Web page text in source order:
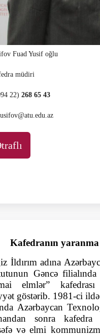
Fuad Yusif oğlu
müdiri
22) 268 65 43
Kafedranın y
İldırım adına
Gəncə
elmlər”
göstərib. 1981-ci ildə
Azərbaycan
sonra
və elmi